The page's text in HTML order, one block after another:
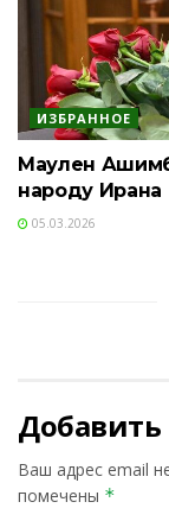
ИЗБРАННОЕ
Маулен
народу Ирана
05.03.2026
Ваш адрес email
помечены *